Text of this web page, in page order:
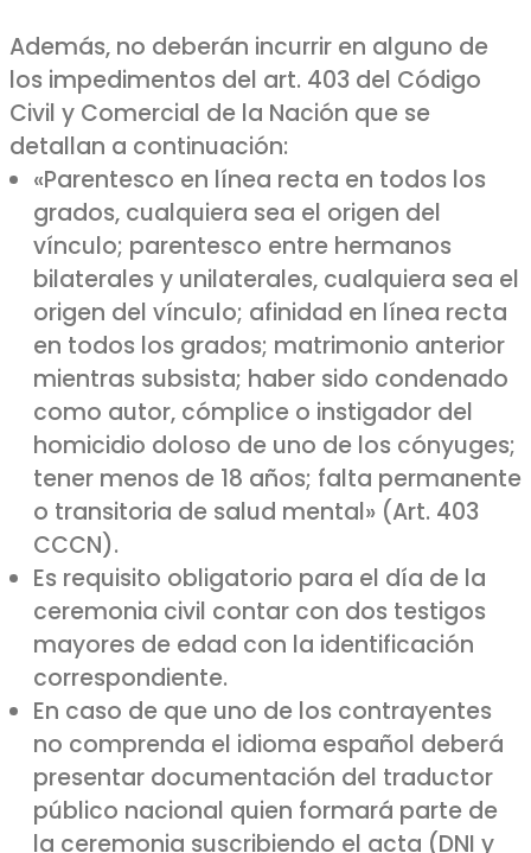
Además, no deberán incurrir en alguno de
los impedimentos del art. 403 del Código
Civil y Comercial de la Nación que se
detallan a continuación:
«Parentesco en línea recta en todos los
grados, cualquiera sea el origen del
vínculo; parentesco entre hermanos
bilaterales y unilaterales, cualquiera sea el
origen del vínculo; afinidad en línea recta
en todos los grados; matrimonio anterior
mientras subsista; haber sido condenado
como autor, cómplice o instigador del
homicidio doloso de uno de los cónyuges;
tener menos de 18 años; falta permanente
o transitoria de salud mental» (Art. 403
CCCN).
Es requisito obligatorio para el día de la
ceremonia civil contar con dos testigos
mayores de edad con la identificación
correspondiente.
En caso de que uno de los contrayentes
no comprenda el idioma español deberá
presentar documentación del traductor
público nacional quien formará parte de
la ceremonia suscribiendo el acta (DNI y